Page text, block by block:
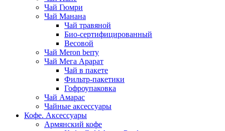
Чай Гюмри
Чай Манана
Чай травяной
Био-сертифицированный
Весовой
Чай Meron berry
Чай Мега Арарат
Чай в пакете
Фильтр-пакетики
Гофроупаковка
Чай Амарас
Чайные аксессуары
Кофе. Аксессуары
Армянский кофе